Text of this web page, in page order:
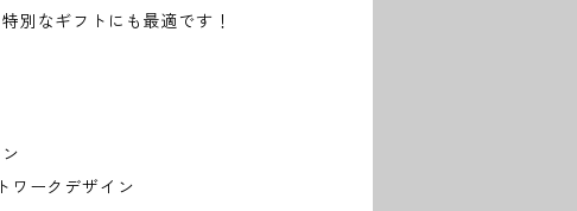
別なギフトにも最適です！
ワークデザイン